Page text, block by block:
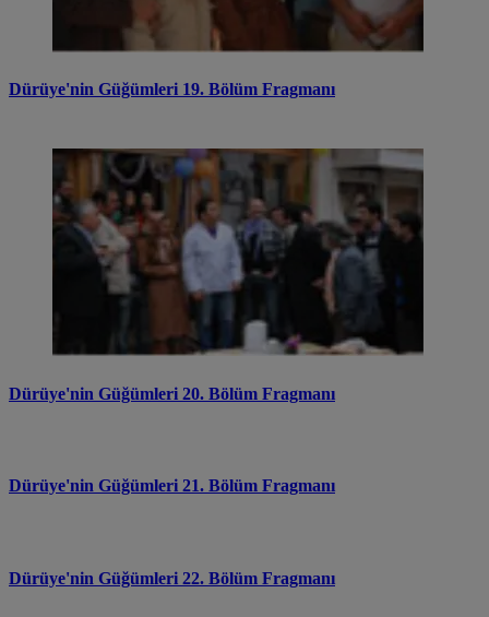
Dürüye'nin Güğümleri 19. Bölüm Fragmanı
Dürüye'nin Güğümleri 20. Bölüm Fragmanı
Dürüye'nin Güğümleri 21. Bölüm Fragmanı
Dürüye'nin Güğümleri 22. Bölüm Fragmanı